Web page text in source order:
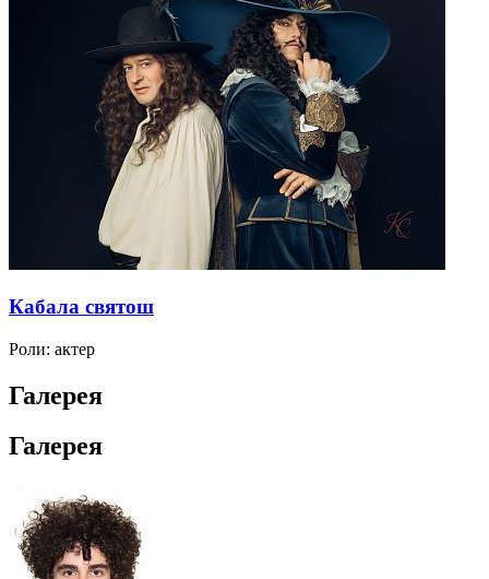
Кабала святош
Роли: актер
Галерея
Галерея